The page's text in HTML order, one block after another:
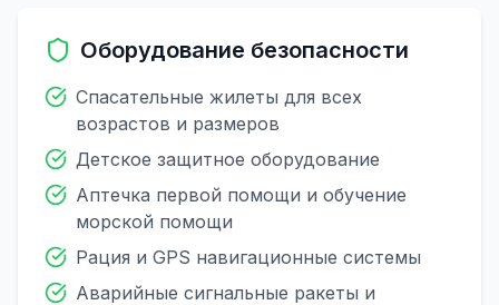
Оборудование безопасности
Спасательные жилеты для всех
возрастов и размеров
Детское защитное оборудование
Аптечка первой помощи и обучение
морской помощи
Рация и GPS навигационные системы
Аварийные сигнальные ракеты и